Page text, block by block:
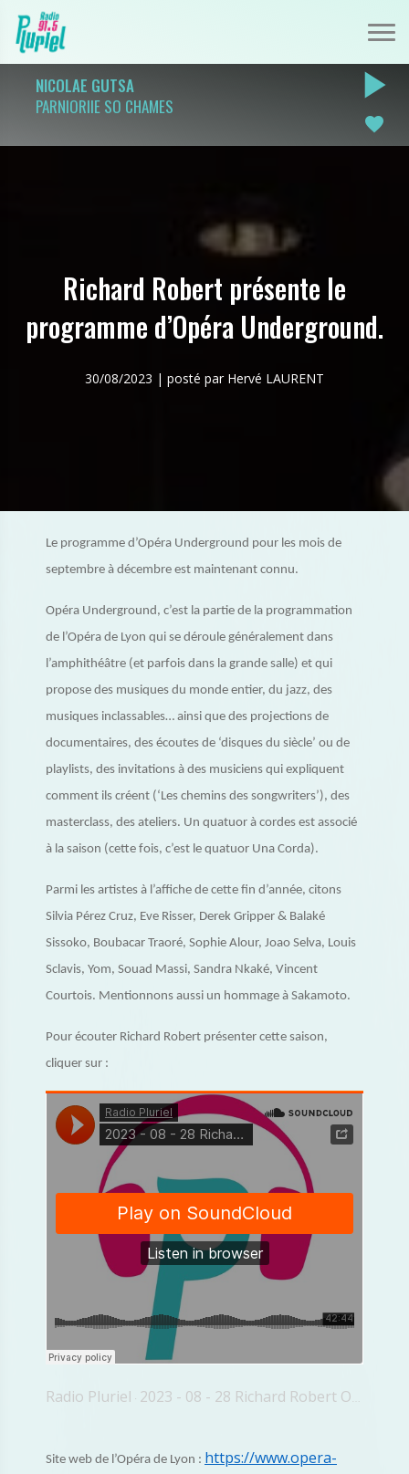
NICOLAE GUTSA
PARNIORIIE SO CHAMES
play_arrow
favorite
Richard Robert présente le
programme d’Opéra Underground.
30/08/2023 | posté par Hervé LAURENT
Le programme d’Opéra Underground pour les mois de
septembre à décembre est maintenant connu.
Opéra Underground, c’est la partie de la programmation
de l’Opéra de Lyon qui se déroule généralement dans
l’amphithéâtre (et parfois dans la grande salle) et qui
propose des musiques du monde entier, du jazz, des
musiques inclassables… ainsi que des projections de
documentaires, des écoutes de ‘disques du siècle’ ou de
playlists, des invitations à des musiciens qui expliquent
comment ils créent (‘Les chemins des songwriters’), des
masterclass, des ateliers. Un quatuor à cordes est associé
à la saison (cette fois, c’est le quatuor Una Corda).
Parmi les artistes à l’affiche de cette fin d’année, citons
Silvia Pérez Cruz, Eve Risser, Derek Gripper & Balaké
Sissoko, Boubacar Traoré, Sophie Alour, Joao Selva, Louis
Sclavis, Yom, Souad Massi, Sandra Nkaké, Vincent
Courtois. Mentionnons aussi un hommage à Sakamoto.
Pour écouter Richard Robert présenter cette saison,
cliquer sur :
Radio Pluriel · 2023 - 08 - 28 Richard Robert Opera Underground
Site web de l’Opéra de Lyon : https://www.opera-